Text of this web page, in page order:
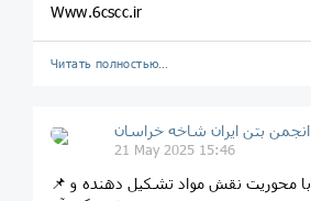
Www.6cscc.ir
Читать полностью…
انجمن بتن ایران شاخه خراسان
21 May 2025 15:46
📌 کارگاه تخصصی با محوریت نقش مواد تشکیل دهنده و